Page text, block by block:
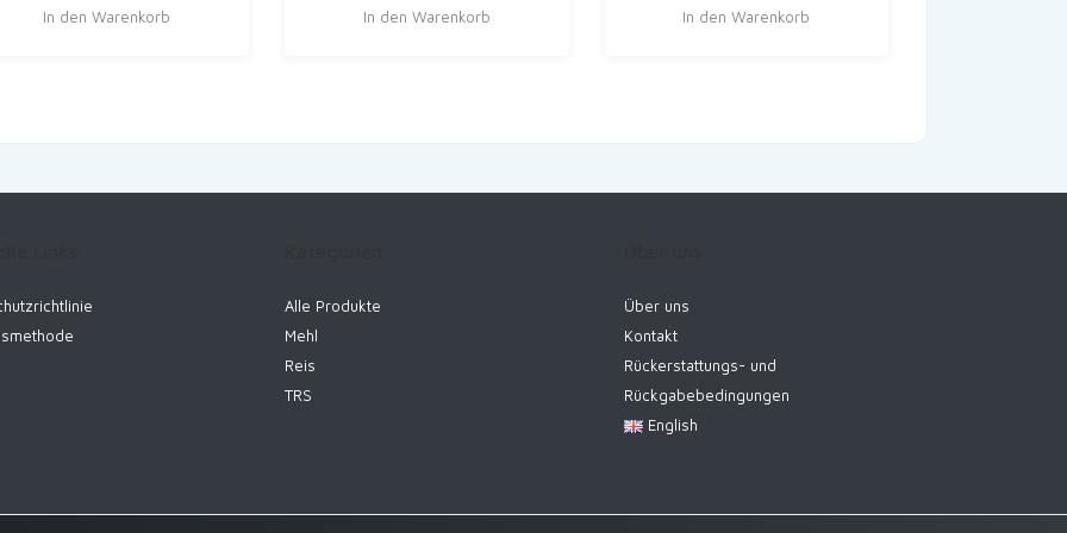
Preis
war:
Preis
ist:
In den Warenkorb In den Warenkorb In den Warenkorb
Alle Produkte
Mehl
Reis
TRS
Über uns
Kontakt
Rückerstattungs- und
Rückgabebedingungen
English